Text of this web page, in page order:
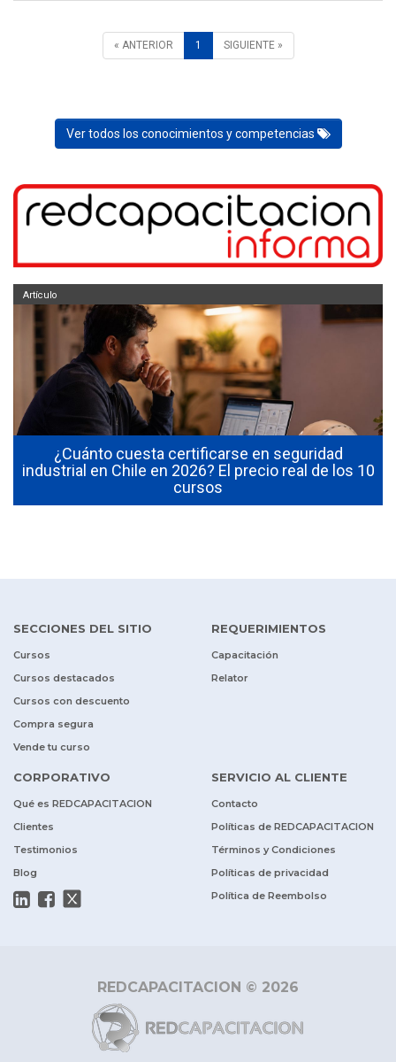
« ANTERIOR 1 SIGUIENTE »
Ver todos los conocimientos y competencias
¿Cuánto cuesta certificarse en seguridad
industrial en Chile en 2026? El precio real de los 10
cursos
Artículo
SECCIONES DEL SITIO
Cursos
Cursos destacados
Cursos con descuento
Compra segura
Vende tu curso
REQUERIMIENTOS
Capacitación
Relator
CORPORATIVO
Qué es REDCAPACITACION
Clientes
Testimonios
Blog
SERVICIO AL CLIENTE
Contacto
Políticas de REDCAPACITACION
Términos y Condiciones
Políticas de privacidad
Política de Reembolso
REDCAPACITACION © 2026